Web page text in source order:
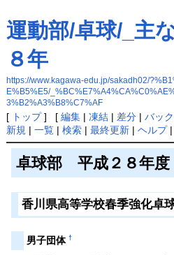
運動部/卓球/_主
８年
https://www.kagawa-edu.jp/sakadh02/
E%B5%E5/
3%B2%A3%B8%C7%AF
[ トップ] [ 編集| 凍結| 差分| バッ
新規 | 一覧| 検索| 最終更新| ヘルプ|
卓球部 平成２８年
香川県高等学校春季強化卓
男子団体†